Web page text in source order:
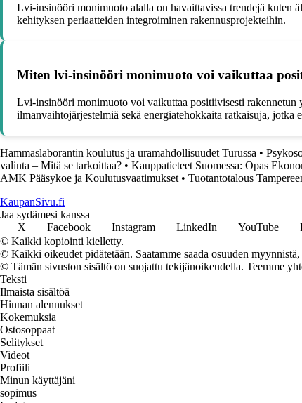
Lvi-insinööri monimuoto alalla on havaittavissa trendejä kuten
kehityksen periaatteiden integroiminen rakennusprojekteihin.
Miten lvi-insinööri monimuoto voi vaikuttaa
Lvi-insinööri monimuoto voi vaikuttaa positiivisesti
ilmanvaihtojärjestelmiä sekä energiatehokkaita ratkaisuja,
Hammaslaborantin koulutus ja uramahdollisuudet Turussa •
valinta – Mitä se tarkoittaa? • Kauppatieteet Suomessa: Opas
AMK Pääsykoe ja Koulutusvaatimukset • Tuotantotalous
KaupanSivu.fi
Jaa sydämesi kanssa
X
Facebook Instagram LinkedIn YouTube
© Kaikki kopiointi kielletty.
© Kaikki oikeudet pidätetään. Saatamme saada osuuden
© Tämän sivuston sisältö on suojattu tekijänoikeudella. Teemme
Teksti
Ilmaista sisältöä
Hinnan alennukset
Kokemuksia
Ostosoppaat
Selitykset
Videot
Profiili
Minun käyttäjäni
sopimus